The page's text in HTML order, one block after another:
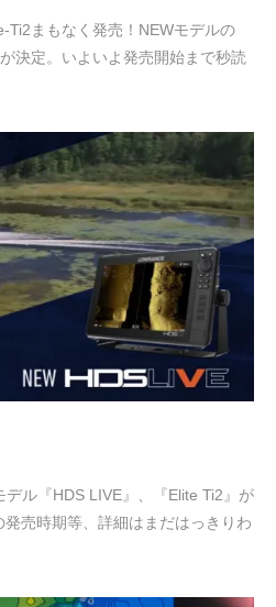
Ti2まもなく発売！NEWモデルの
決定。いよいよ発売開始まで秒読
ル『HDS LIVE』、『Elite Ti2』が
売時期等、詳細はまだはっきりわ